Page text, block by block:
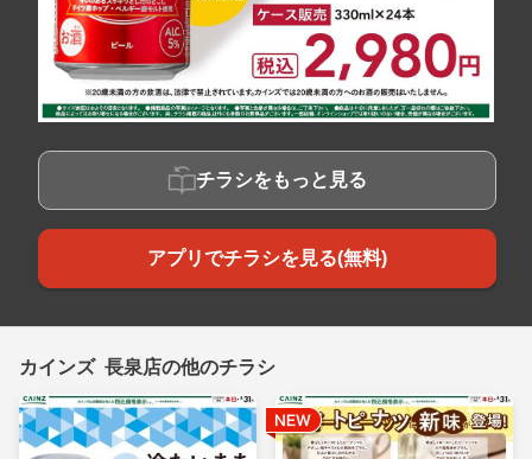
チラシをもっと見る
アプリでチラシを見る(無料)
カインズ 長泉店の他のチラシ